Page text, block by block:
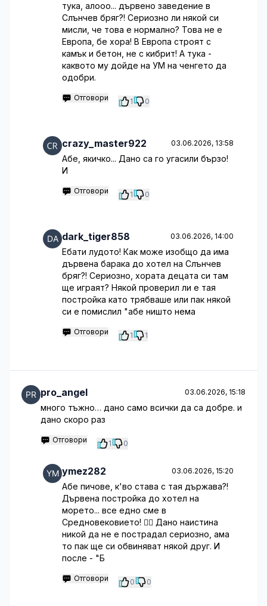
тука, алооо... дървено заведение в
Слънчев бряг?! Сериозно ли някой си
мисли, че това е нормално? Това не е
Европа, бе хора! В Европа строят с
камък и бетон, не с кибрит! А тука -
каквото му дойде на УМ на ченгето да
одобри.
Отговори 1 0
crazy_master922 03.06.2026, 13:58
Абе, якичко... Дано са го угасили бързо!
И
Отговори 1 0
dark_tiger858 03.06.2026, 14:00
Ебати лудoто! Как може изобщо да има
дървена барака до хотел на Слънчев
бряг?! Сериозно, хората децата си там
ще играят? Някой проверил ли е тая
постройка като трябваше или пак някой
си е помислил "абе ништо нема
Отговори 1 1
pro_angel 03.06.2026, 15:18
много тъжно… дано само всички да са добре. и
дано скоро раз
Отговори 1 0
ymez282 03.06.2026, 15:20
Абе пичове, к'во става с тая държава?!
Дървена постройка до хотел на
морето... все едно сме в
Средновековието! 🤦‍♀️ Дано наистина
никой да не е пострадал сериозно, ама
то пак ще си обвиняват някой друг. И
после - "Б
Отговори 0 0